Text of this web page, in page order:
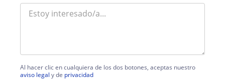
Al hacer clic en cualquiera de los dos botones, aceptas nuestro
aviso legal y de privacidad